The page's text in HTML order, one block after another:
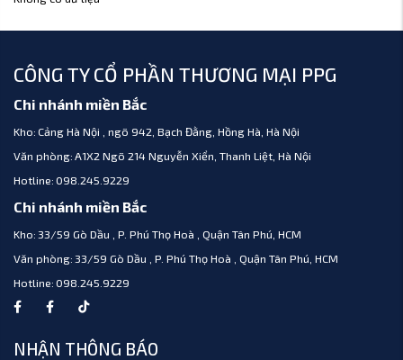
CÔNG TY CỔ PHẦN THƯƠNG MẠI PPG
Chi nhánh miền Bắc
Kho: Cảng Hà Nội , ngõ 942, Bạch Đằng, Hồng Hà, Hà Nội
Văn phòng: A1X2 Ngõ 214 Nguyễn Xiển, Thanh Liệt, Hà Nội
Hotline: 098.245.9229
Chi nhánh miền Bắc
Kho: 33/59 Gò Dầu , P. Phú Thọ Hoà , Quận Tân Phú, HCM
Văn phòng: 33/59 Gò Dầu , P. Phú Thọ Hoà , Quận Tân Phú, HCM
Hotline: 098.245.9229
NHẬN THÔNG BÁO